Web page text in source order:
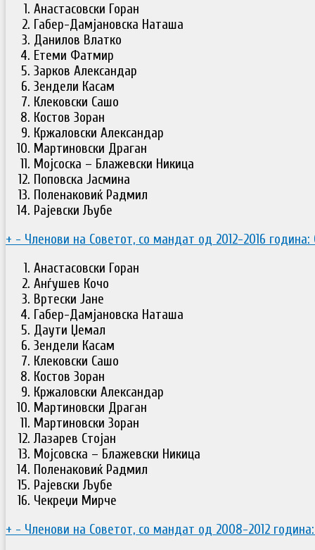
Анастасовски Горан
Габер-Дамјановска Наташа
Данилов Влатко
Етеми Фатмир
Зарков Александар
Зендели Касам
Клековски Сашо
Костов Зоран
Кржаловски Александар
Мартиновски Драган
Мојсоска – Блажевски Никица
Поповска Јасмина
Поленаковиќ Радмил
Рајевски Љубе
+ - Членови на Советот, со мандат од 2012-2016 година:
Анастасовски Горан
Анѓушев Кочо
Вртески Јане
Габер-Дамјановска Наташа
Даути Џемал
Зендели Касам
Клековски Сашо
Костов Зоран
Кржаловски Александар
Мартиновски Драган
Мартиновски Зоран
Лазарев Стојан
Мојсовска – Блажевски Никица
Поленаковиќ Радмил
Рајевски Љубе
Чекреџи Мирче
+ - Членови на Советот, со мандат од 2008-2012 година: